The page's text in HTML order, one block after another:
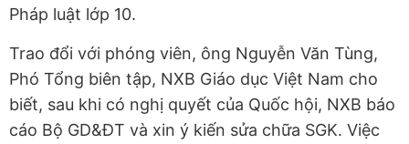
Pháp luật lớp 10.
Trao đổi với phóng viên, ông Nguyễn Văn Tùng,
Phó Tổng biên tập, NXB Giáo dục Việt Nam cho
biết, sau khi có nghị quyết của Quốc hội, NXB báo
cáo Bộ GD&ĐT và xin ý kiến sửa chữa SGK. Việc